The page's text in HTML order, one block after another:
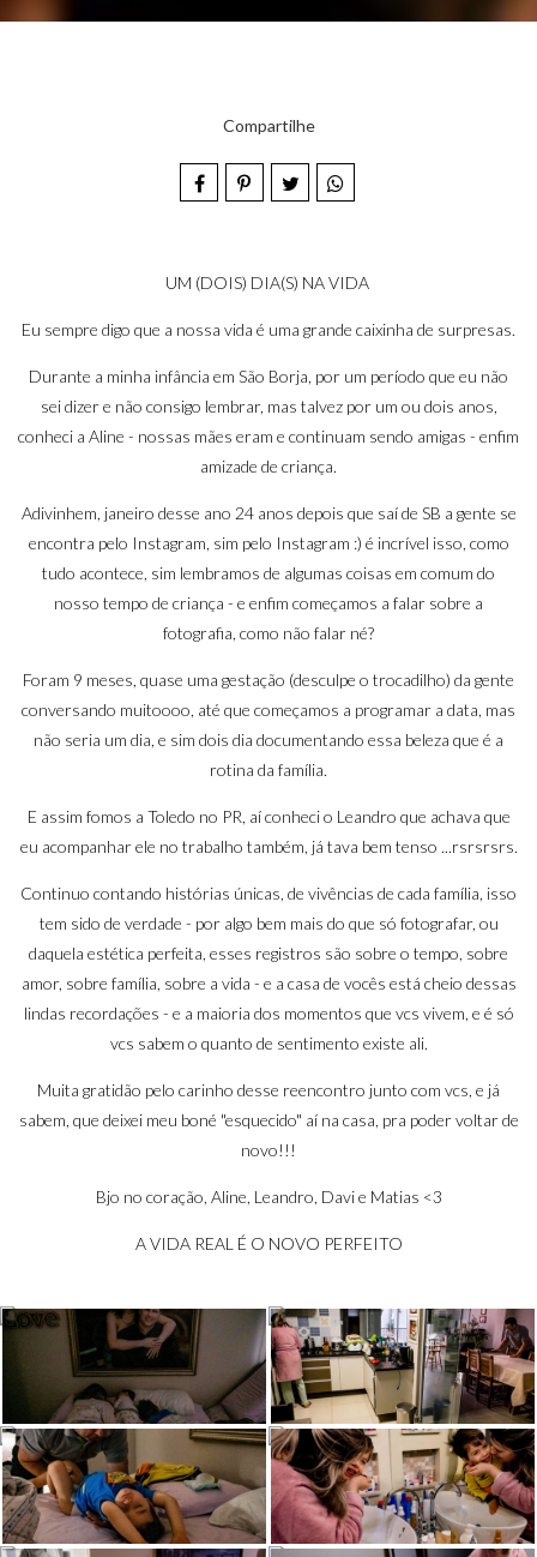
Compartilhe
UM (DOIS) DIA(S) NA VIDA
Eu sempre digo que a nossa vida é uma grande caixinha de surpresas.
Durante a minha infância em São Borja, por um período que eu não
sei dizer e não consigo lembrar, mas talvez por um ou dois anos,
conheci a Aline - nossas mães eram e continuam sendo amigas - enfim
amizade de criança.
Adivinhem, janeiro desse ano 24 anos depois que saí de SB a gente se
encontra pelo Instagram, sim pelo Instagram :) é incrível isso, como
tudo acontece, sim lembramos de algumas coisas em comum do
nosso tempo de criança - e enfim começamos a falar sobre a
fotografia, como não falar né?
Foram 9 meses, quase uma gestação (desculpe o trocadilho) da gente
conversando muitoooo, até que começamos a programar a data, mas
não seria um dia, e sim dois dia documentando essa beleza que é a
rotina da família.
E assim fomos a Toledo no PR, aí conheci o Leandro que achava que
eu acompanhar ele no trabalho também, já tava bem tenso ...rsrsrsrs.
Continuo contando histórias únicas, de vivências de cada família, isso
tem sido de verdade - por algo bem mais do que só fotografar, ou
daquela estética perfeita, esses registros são sobre o tempo, sobre
amor, sobre família, sobre a vida - e a casa de vocês está cheio dessas
lindas recordações - e a maioria dos momentos que vcs vivem, e é só
vcs sabem o quanto de sentimento existe ali.
Muita gratidão pelo carinho desse reencontro junto com vcs, e já
sabem, que deixei meu boné "esquecido" aí na casa, pra poder voltar de
novo!!!
Bjo no coração, Aline, Leandro, Davi e Matias <3
A VIDA REAL É O NOVO PERFEITO